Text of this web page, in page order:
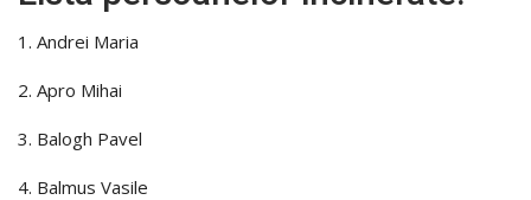
1. Andrei Maria
2. Apro Mihai
3. Balogh Pavel
4. Balmus Vasile